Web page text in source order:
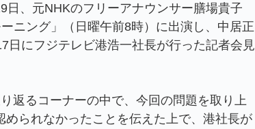
、元NHKのフリーアナウンサー膳場貴子
ニング」（日曜午前8時）に出演し、中居正
日にフジテレビ港浩一社長が行った記者会見
返るコーナーの中で、今回の問題を取り上
られなかったことを伝えた上で、港社長が